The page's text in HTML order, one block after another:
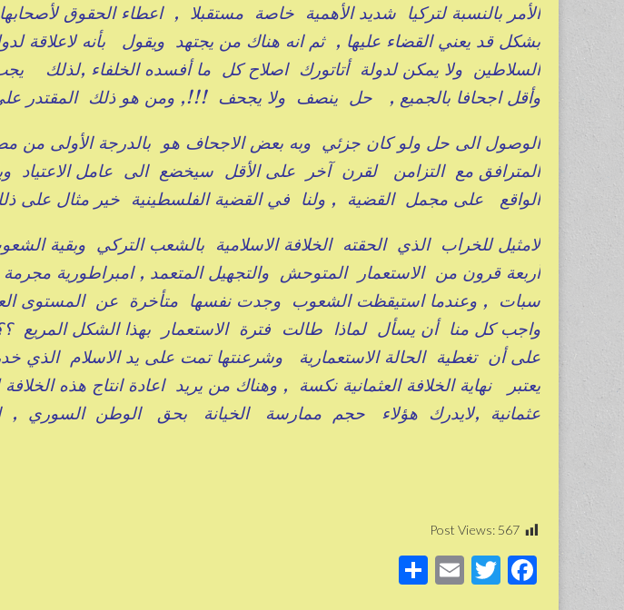
الأمر بالنسبة لتركيا شديد الأهمية خاصة مستقبلا , اعطاء الحقوق
بشكل قد يعني القضاء عليها , ثم انه هناك من يجتهد ويقول بأنه لاعلاقة
السلاطين ولا يمكن لدولة أتاتورك اصلاح كل ما أفسده الخلفاء ,لذلك
وأقل اجحافا بالجميع , حل ينصف ولا يجحف !!!, ومن هو ذلك المقتدر
الوصول الى حل ولو كان جزئي وبه بعض الاجحاف هو بالدرجة الأولى من
المترافق مع التزامن لقرن آخر على الأقل سيخضع الى عامل الاعتياد
الواقع على مجمل القضية , ولنا في القضية الفلسطينية خير مثال على
لامثيل للخراب الذي الحقته الخلافة الاسلامية بالشعب التركي
أربعة قرون من الاستعمار المتوحش والتجهيل المتعمد , امبراطورية
سبات , وعندما استيقظت الشعوب وجدت نفسها متأخرة عن المستوى
واجب كل منا أن يسأل لماذا طالت فترة الاستعمار بهذا الشكل المريع
على أن تغطية الحالة الاستعمارية وشرعنتها تمت على يد الاسلام الذي
يعتبر نهاية الخلافة العثمانية نكسة , وهناك من يريد اعادة انتاج هذه
عثمانية ,لايدرك هؤلاء حجم ممارسة الخيانة بحق الوطن
Post Views: 567
F
T
E